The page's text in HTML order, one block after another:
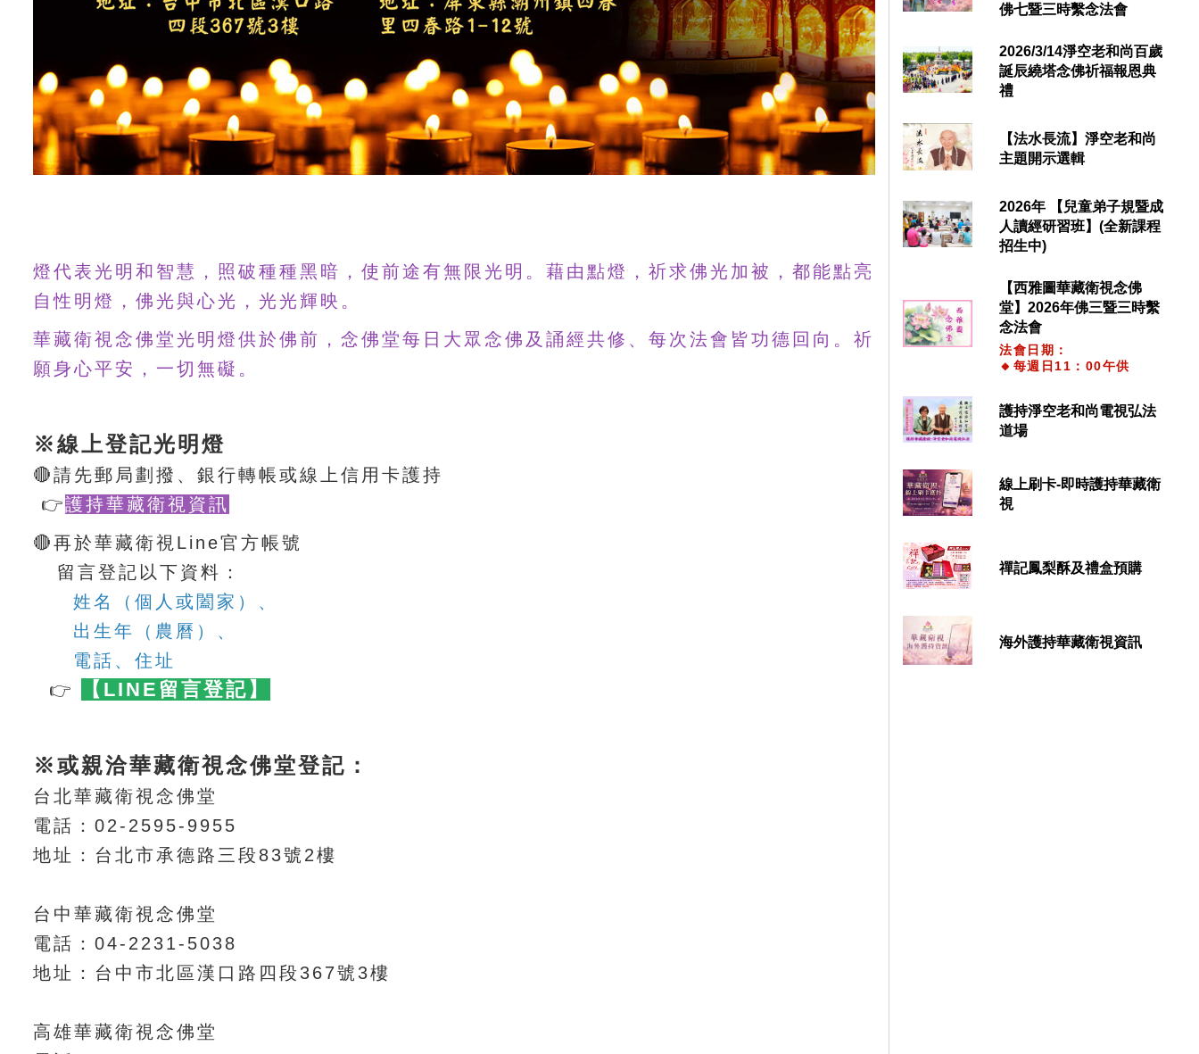
燈代表光明和智慧，照破種種黑暗，使前途有無限光明。藉由點燈，祈求佛光加被，都能點亮
自性明燈，佛光與心光，光光輝映。
華藏衛視念佛堂光明燈供於佛前，念佛堂每日大眾念佛及誦經共修、每次法會皆功德回向。祈
願身心平安，一切無礙。
※線上登記光明燈
🔴請先郵局劃撥、銀行轉帳或線上信用卡護持
👉護持華藏衛視資訊
🔴再於華藏衛視Line官方帳號
留言登記以下資料：
姓名（個人或闔家）、
出生 年
（農曆）、
電話、住址
👉
【LINE留言登記】
※或親洽華藏衛視念佛堂登記：
台北華藏衛視念佛堂
電話：02-2595-9955
地址：台北市承德路三段83號2樓
台中華藏衛視念佛堂
電話：04-2231-5038
地址：台中市北區漢口路四段367號3樓
高雄華藏衛視念佛堂
佛七暨三時繫念法會
2026/3/14淨空老和尚百歲
誕辰繞塔念佛祈福報恩典
禮
【法水長流】淨空老和尚
主題開示選輯
2026年 【兒童弟子規暨成
人讀經研習班】(全新課程
招生中)
【西雅圖華藏衛視念佛
堂】2026年佛三暨三時繫
念法會
法會日期：
🔸每週日11：00午供
護持淨空老和尚電視弘法
道場
線上刷卡-即時護持華藏衛
視
禪記鳳梨酥及禮盒預購
海外護持華藏衛視資訊